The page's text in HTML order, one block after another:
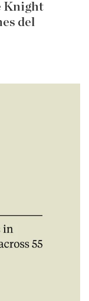
Knight
del